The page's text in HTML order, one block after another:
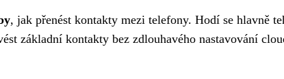
, jak přenést kontakty mezi telefony. Hodí se hlavně
základní kontakty bez zdlouhavého nastavování